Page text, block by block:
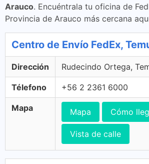
Arauco. Encuéntrala tu oficina de
Provincia de Arauco más cercana
Centro de Envío FedEx,
Dirección Rudecindo Ortega,
Télefono +56 2 2361 6000
Mapa Mapa Cómo
Vista de calle